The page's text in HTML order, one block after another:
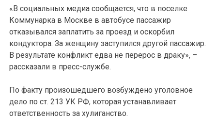
«В социальных медиа сообщается, что в поселке
Коммунарка в Москве в автобусе пассажир
отказывался заплатить за проезд и оскорбил
кондуктора. За женщину заступился другой пассажир.
В результате конфликт едва не перерос в драку», –
рассказали в пресс-службе.
По факту произошедшего возбуждено уголовное
дело по ст. 213 УК РФ, которая устанавливает
ответственность за хулиганство.